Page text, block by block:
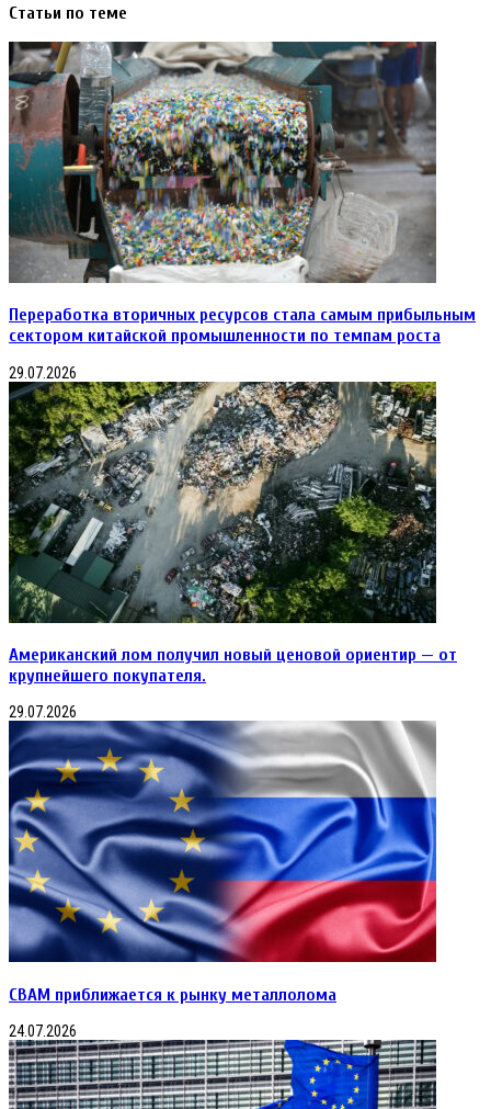
прицепы
ним
рост
д
тарифов
на
15%
слабо
повлияет
на
конкурентоспособность
меткомпаний
Статьи по теме
Переработка вторичных ресурсов стала самым прибыльным
сектором китайской промышленности по темпам роста
29.07.2026
Американский лом получил новый ценовой ориентир — от
крупнейшего покупателя.
29.07.2026
CBAM приближается к рынку металлолома
24.07.2026